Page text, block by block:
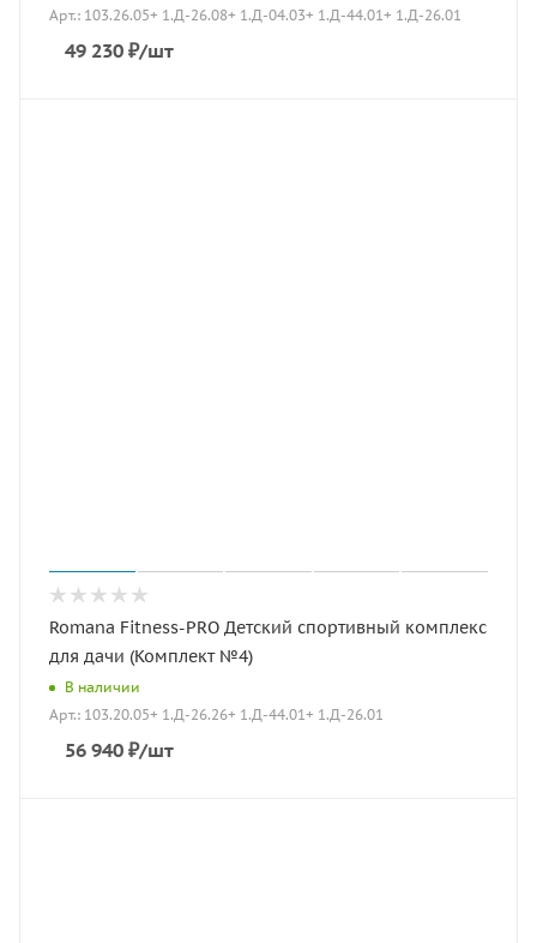
Арт.: 103.26.05+ 1.Д-26.08+ 1.Д-04.03+ 1.Д-44.01+ 1.Д-26.01
49 230 ₽/шт
Romana Fitness-PRO Детский спортивный комплекс
для дачи (Комплект №4)
В наличии
Арт.: 103.20.05+ 1.Д-26.26+ 1.Д-44.01+ 1.Д-26.01
56 940 ₽/шт